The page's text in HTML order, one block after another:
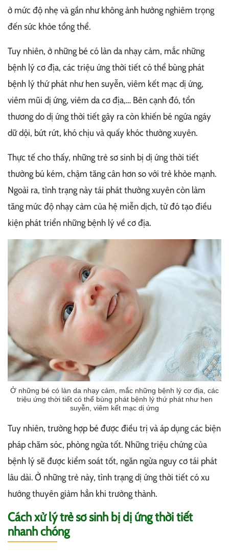
ở mức độ nhẹ và gần như không ảnh hưởng nghiêm trọng
đến sức khỏe tổng thể.
Tuy nhiên, ở những bé có làn da nhạy cảm, mắc những
bệnh lý cơ địa, các triệu ứng thời tiết có thể bùng phát
bệnh lý thứ phát như hen suyễn, viêm kết mạc dị ứng,
viêm mũi dị ứng, viêm da cơ địa,… Bên cạnh đó, tổn
thương do dị ứng thời tiết gây ra còn khiến bé ngứa ngáy
dữ dội, bứt rứt, khó chịu và quấy khóc thường xuyên.
Thực tế cho thấy, những trẻ sơ sinh bị dị ứng thời tiết
thường bú kém, chậm tăng cân hơn so với trẻ khỏe mạnh.
Ngoài ra, tình trạng này tái phát thường xuyên còn làm
tăng mức độ nhạy cảm của hệ miễn dịch, từ đó tạo điều
kiện phát triển những bệnh lý về cơ địa.
Ở những bé có làn da nhạy cảm, mắc những bệnh lý cơ địa, các
triệu ứng thời tiết có thể bùng phát bệnh lý thứ phát như hen
suyễn, viêm kết mạc dị ứng
Tuy nhiên, trường hợp bé được điều trị và áp dụng các biện
pháp chăm sóc, phòng ngừa tốt. Những triệu chứng của
bệnh lý sẽ được kiểm soát tốt, ngăn ngừa nguy cơ tái phát
lâu dài. Ở những trẻ này, tình trạng dị ứng thời tiết có xu
hướng thuyên giảm hẳn khi trưởng thành.
Cách xử lý trẻ sơ sinh bị dị ứng thời tiết
nhanh chóng